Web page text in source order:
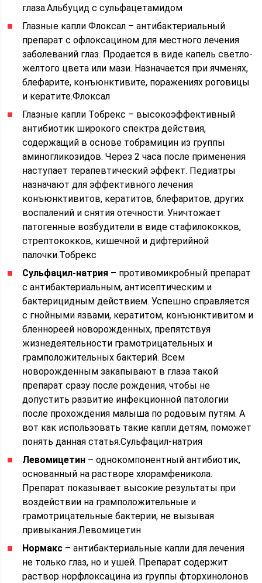
глаза.Альбуцид с сульфацетамидом
Глазные капли Флоксал – антибактериальный
препарат с офлоксацином для местного лечения
заболеваний глаз. Продается в виде капель светло-
желтого цвета или мази. Назначается при ячменях,
блефарите, конъюнктивите, поражениях роговицы
и кератите.Флоксал
Глазные капли Тобрекс – высокоэффективный
антибиотик широкого спектра действия,
содержащий в основе тобрамицин из группы
аминогликозидов. Через 2 часа после применения
наступает терапевтический эффект. Педиатры
назначают для эффективного лечения
конъюнктивитов, кератитов, блефаритов, других
воспалений и снятия отечности. Уничтожает
патогенные возбудители в виде стафилококков,
стрептококков, кишечной и дифтерийной
палочки.Тобрекс
Сульфацил-натрия – противомикробный препарат
с антибактериальным, антисептическим и
бактерицидным действием. Успешно справляется
с гнойными язвами, кератитом, конъюнктивитом и
бленнореей новорожденных, препятствуя
жизнедеятельности грамотрицательных и
грамположительных бактерий. Всем
новорожденным закапывают в глаза такой
препарат сразу после рождения, чтобы не
допустить развитие инфекционной патологии
после прохождения малыша по родовым путям. А
вот как использовать такие капли детям, поможет
понять данная статья.Сульфацил-натрия
Левомицетин – однокомпонентный антибиотик,
основанный на растворе хлорамфеникола.
Препарат показывает высокие результаты при
воздействии на грамположительные и
грамотрицательные бактерии, не вызывая
привыкания.Левомицетин
Нормакс – антибактериальные капли для лечения
не только глаз, но и ушей. Препарат содержит
раствор норфлоксацина из группы фторхинолонов